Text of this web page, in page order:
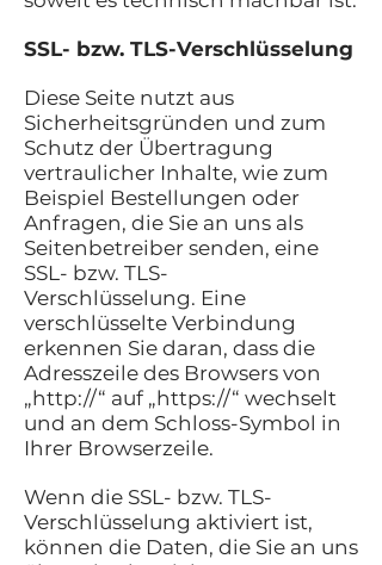
SSL- bzw. TLS-Verschlüsselung
Diese Seite nutzt aus
Sicherheitsgründen und zum
Schutz der Übertragung
vertraulicher Inhalte, wie zum
Beispiel Bestellungen oder
Anfragen, die Sie an uns als
Seitenbetreiber senden, eine
SSL- bzw. TLS-
Verschlüsselung. Eine
verschlüsselte Verbindung
erkennen Sie daran, dass die
Adresszeile des Browsers von
„http://“ auf „https://“ wechselt
und an dem Schloss-Symbol in
Ihrer Browserzeile.
Wenn die SSL- bzw. TLS-
Verschlüsselung aktiviert ist,
können die Daten, die Sie an uns